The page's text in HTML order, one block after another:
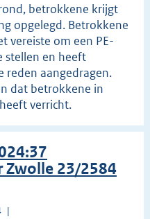
betrokkene krijgt
opgelegd. Betrokkene
vereiste om een PE-
en heeft
reden aangedragen.
dat betrokkene in
verricht.
Zwolle 23/2584